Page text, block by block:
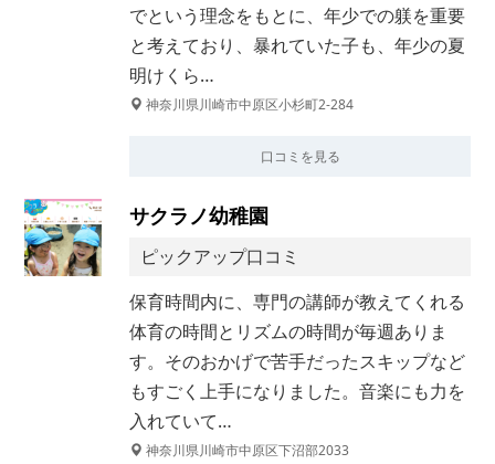
でという理念をもとに、年少での躾を重要
と考えており、暴れていた子も、年少の夏
明けくら…
神奈川県川崎市中原区小杉町2-284
口コミを見る
サクラノ幼稚園
ピックアップ口コミ
保育時間内に、専門の講師が教えてくれる
体育の時間とリズムの時間が毎週ありま
す。そのおかげで苦手だったスキップなど
もすごく上手になりました。音楽にも力を
入れていて…
神奈川県川崎市中原区下沼部2033